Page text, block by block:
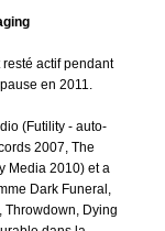
actif pendant
en 2011.
(Futility - auto-
2007, The
Media 2010) et a
Dark Funeral,
Throwdown, Dying